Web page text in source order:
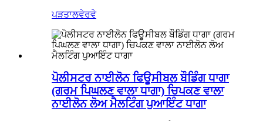
ਪੜਤਾਲਵੇਰਵੇ
ਪੋਲੀਸਟਰ ਨਾਈਲੋਨ ਫਿਊਸੀਬਲ ਬੌਡਿੰਗ ਧਾਗਾ
(ਗਰਮ ਪਿਘਲਣ ਵਾਲਾ ਧਾਗਾ) ਚਿਪਕਣ ਵਾਲਾ
ਨਾਈਲੋਨ ਲੋਅ ਮੈਲਟਿੰਗ ਪੁਆਇੰਟ ਧਾਗਾ